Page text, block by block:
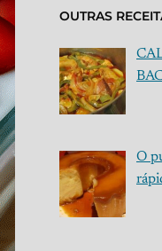
OUTRAS
O